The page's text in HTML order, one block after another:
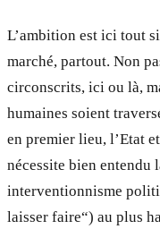
L’ambition est ici tout
marché, partout. Non
circonscrits, ici ou là,
humaines soient
en premier lieu, l’Etat
nécessite bien entendu
interventionnisme
laisser faire“) au plus